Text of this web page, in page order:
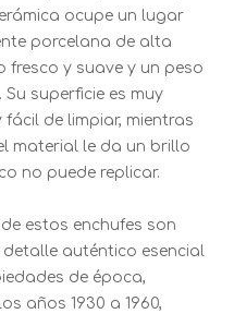
ocupe un lugar
porcelana de alta
y suave y un peso
superficie es muy
de limpiar, mientras
material le da un brillo
no puede replicar.
estos enchufes son
auténtico esencial
de época,
años 1930 a 1960,